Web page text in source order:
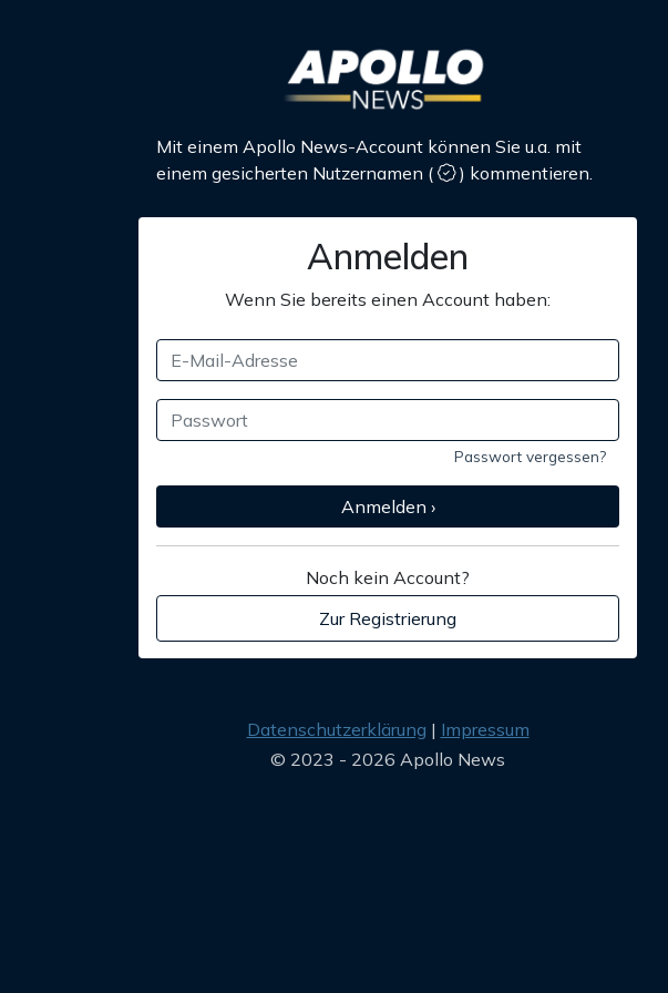
Mit einem Apollo News-Account können Sie u.a. mit
einem gesicherten Nutzernamen ( ) kommentieren.
Anmelden
Wenn Sie bereits einen Account haben:
Passwort vergessen?
Anmelden ›
Noch kein Account?
Zur Registrierung
Datenschutzerklärung
Impressum
© 2023 - 2026 Apollo News